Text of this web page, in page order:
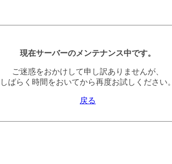
現在サーバーのメンテナンス中です。
ご迷惑をおかけして申し訳ありませんが、
しばらく時間をおいてから再度お試しください。
戻る